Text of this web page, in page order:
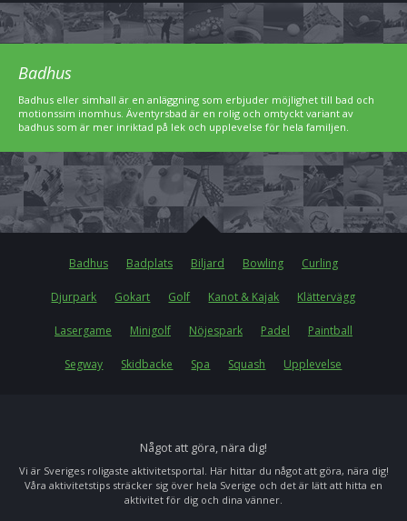
Badhus
Badhus eller simhall är en anläggning som erbjuder möjlighet till bad och
motionssim inomhus. Äventyrsbad är en rolig och omtyckt variant av
badhus som är mer inriktad på lek och upplevelse för hela familjen.
Badhus Badplats Biljard Bowling Curling
Djurpark Gokart Golf Kanot & Kajak Klättervägg
Lasergame Minigolf Nöjespark Padel Paintball
Segway Skidbacke Spa Squash Upplevelse
Något att göra, nära dig!
Vi är Sveriges roligaste aktivitetsportal. Här hittar du något att göra, nära dig!
Våra aktivitetstips sträcker sig över hela Sverige och det är lätt att hitta en
aktivitet för dig och dina vänner.